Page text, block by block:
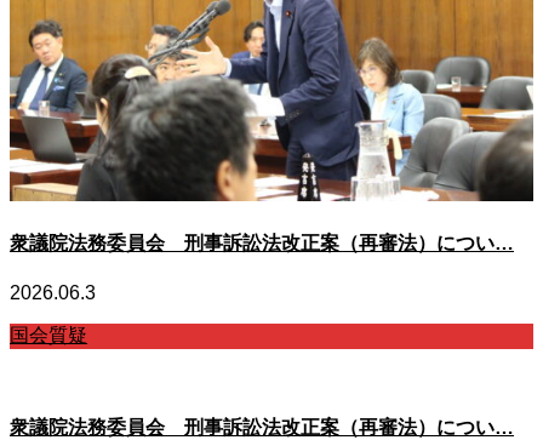
衆議院法務委員会 刑事訴訟法改正案（再審法）につい…
2026.06.3
国会質疑
衆議院法務委員会 刑事訴訟法改正案（再審法）につい…